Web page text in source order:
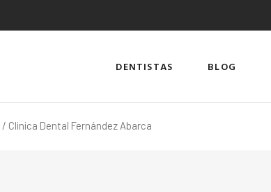
DENTISTAS BLOG
/ Clinica Dental Fernández Abarca